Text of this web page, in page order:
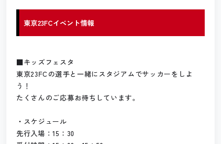
東京23FCイベント情報
■キッズフェスタ
東京23FCの選手と一緒にスタジアムでサッカーをしよ
う！
たくさんのご応募お待ちしています。
・スケジュール
先行入場：15：30